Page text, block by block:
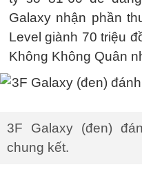
Galaxy nhận phần
Level giành 70 triệu
Không Không Quân
3F Galaxy (đen)
chung kết.